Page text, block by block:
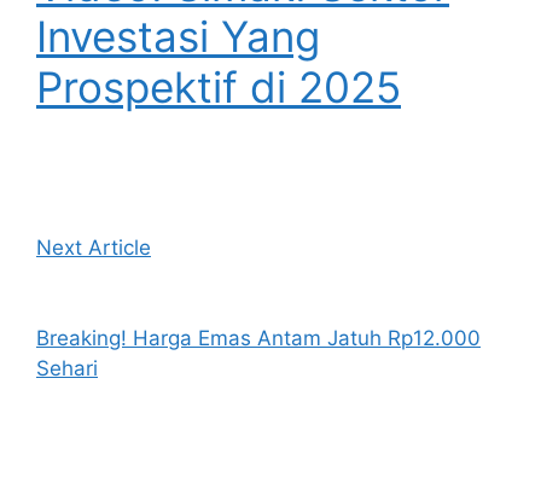
Investasi Yang
Prospektif di 2025
Next Article
Breaking! Harga Emas Antam Jatuh Rp12.000
Sehari